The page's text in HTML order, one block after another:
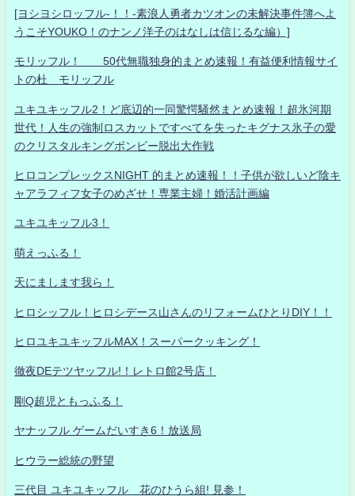
[ヨシヨシロッフル-！！-素浪人勇者カツオンの未解決事件簿へよ
うこそYOUKO！のナンノ洋子のはなしは信じるな編）]
モリッフル！ 50代無職独身的まとめ速報！有益便利情報サイ
トの杜 モリッフル
ユキユキッフル2！ど底辺的一同驚愕騒然まとめ速報！超氷河期
世代！人生の強制ロスカットですべてを失ったキグナス氷子の愛
のクリスタルキングボンビー脱出大作戦
ヒロコンプレックスNIGHT 的まとめ速報！！子供が欲しいど陰キ
ャアラフィフ女子のめざせ！専業主婦！婚活計画編
ユキユキッフル3！
萌えっふる！
天にまします我ら！
ヒロシッフル！ヒロシデース山さんのリフォームひとりDIY！！
ヒロユキユキッフルMAX！スーパークッキング！
徹夜DEテツヤッフル!！レトロ館2号店！
剛Q超児ともっふる！
ヤナッフル ゲームだいすき6！放送局
ヒウラー総統の野望
三代目 ユキユキッフル 花のひうら組! 見参！